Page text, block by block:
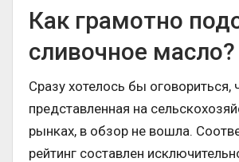
Как грамотно
сливочное масло?
Сразу хотелось бы оговориться,
представленная на
рынках, в обзор не вошла.
рейтинг составлен